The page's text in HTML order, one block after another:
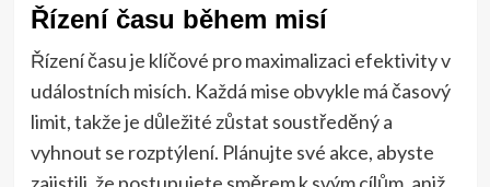
Řízení času během misí
Řízení času je klíčové pro maximalizaci efektivity v
událostních misích. Každá mise obvykle má časový
limit, takže je důležité zůstat soustředěný a
vyhnout se rozptýlení. Plánujte své akce, abyste